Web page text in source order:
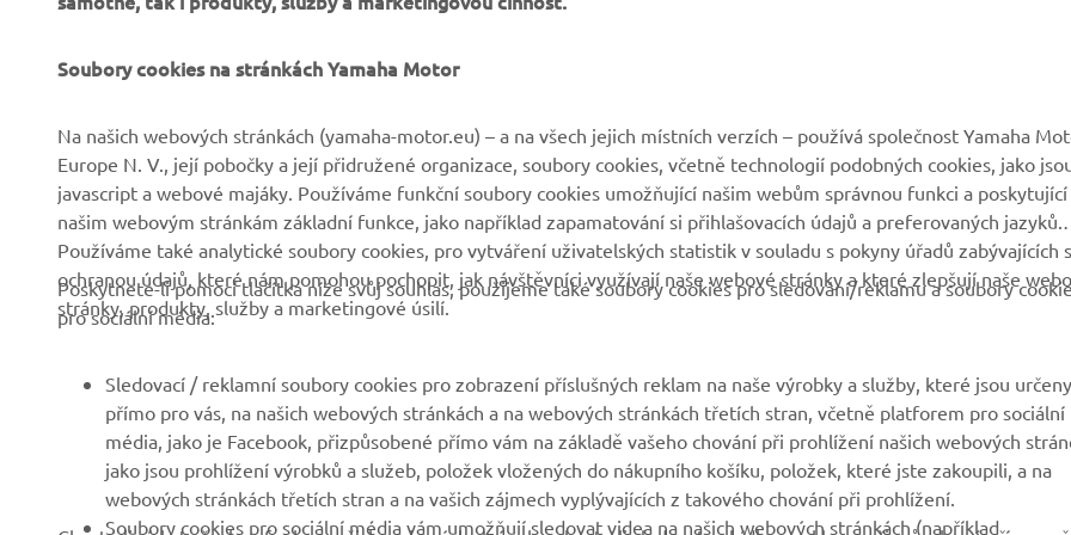
FIREMNÍ
Společnost
Zprávy
Brochures
Práce v Yamaha
B2B
Systémy eBike
Státní orgány
První respondenti
Autoškoly
Robotics
VÍCE YAMAHA
MyYamaha
Yamaha Motor Global
Mobilní aplikace
PODPORA
Katalog originálních
náhradních dílů
prohlídky
Vyhledávač dealerů
Nakládání s použitými
bateriemi
Soubory cookies na stránkách Yamaha Motor
Na našich webových stránkách (yamaha-motor.eu) – a na všech jejich místních verzích – používá společnost Yamaha
Europe N. V., její pobočky a její přidružené organizace, soubory cookies, včetně technologií podobných cookies, jako
javascript a webové majáky. Používáme funkční soubory cookies umožňující našim webům správnou funkci a poskytující
našim webovým stránkám základní funkce, jako například zapamatování si přihlašovacích údajů a preferovaných jazyků.
Používáme také analytické soubory cookies, pro vytváření uživatelských statistik v souladu s pokyny úřadů zabývajících
ochranou údajů, které nám pomohou pochopit, jak návštěvníci využívají naše webové stránky a které zlepšují naše
stránky, produkty, služby a marketingové úsilí.
Poskytnete-li pomocí tlačítka níže svůj souhlas, použijeme také soubory cookies pro sledování/reklamu a soubory
pro sociální média:
Sledovací / reklamní soubory cookies pro zobrazení příslušných reklam na naše výrobky a služby, které jsou určeny
přímo pro vás, na našich webových stránkách a na webových stránkách třetích stran, včetně platforem pro sociální
média, jako je Facebook, přizpůsobené přímo vám na základě vašeho chování při prohlížení našich webových
jako jsou prohlížení výrobků a služeb, položek vložených do nákupního košíku, položek, které jste zakoupili, a na
webových stránkách třetích stran a na vašich zájmech vyplývajících z takového chování při prohlížení.
Soubory cookies pro sociální média vám umožňují sledovat videa na našich webových stránkách (například